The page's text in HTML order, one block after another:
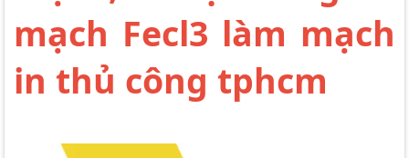
mạch Fecl3 làm mạch
in thủ công tphcm